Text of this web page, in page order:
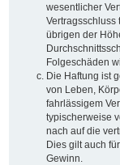
wesentlicher
übrigen der
Folgeschäden
Die Haftung ist
von Leben,
fahrlässigem
typischerweise
nach auf die
Dies gilt auch
Gewinn.